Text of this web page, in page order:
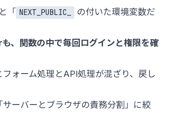
と「 NEXT_PUBLIC_
の付いた環境変数だ
関数の中で毎回ログインと権限を確
ォーム処理とAPI処理が混ざり、戻し
ーバーとブラウザの責務分割」に絞